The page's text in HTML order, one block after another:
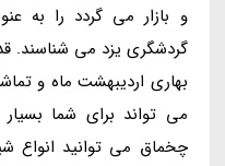
و بازار می گردد را به
گردشگری یزد می شناسند.
بهاری اردیبهشت ماه و
می تواند برای شما
چخماق می توانید انواع